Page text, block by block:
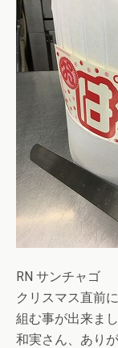
RN サンチャゴ
クリスマス直前
組む事が出来まし
和実さん、あり